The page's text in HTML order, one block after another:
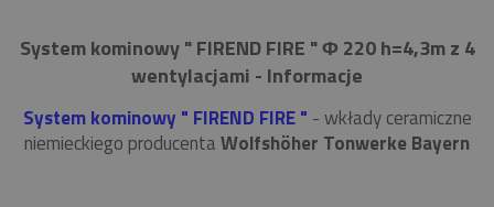
System kominowy " FIREND FIRE " Φ 220 h=4,3m z 4
wentylacjami - Informacje
System kominowy " FIREND FIRE " - wkłady ceramiczne
niemieckiego producentaWolfshöher Tonwerke Bayern